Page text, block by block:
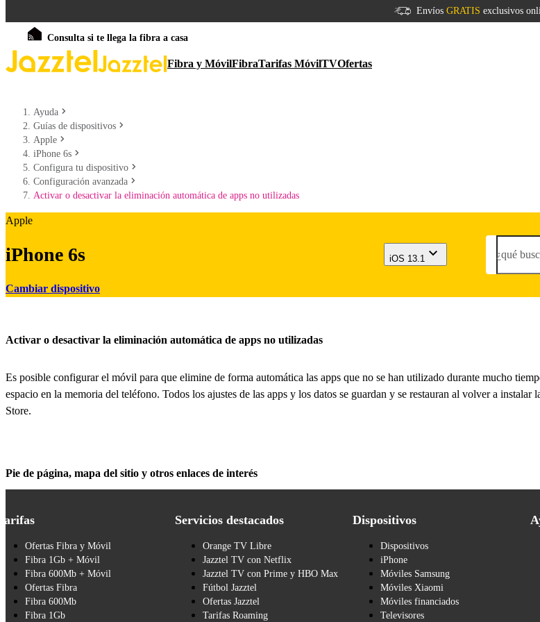
Envíos GRATIS exclusivos
Consulta si te llega la fibra a casa
Fibra y MóvilFibraTarifas MóvilTVOfertas
Ayuda
Guías de dispositivos
Apple
iPhone 6s
Configura tu dispositivo
Configuración avanzada
Activar o desactivar la eliminación automática de apps no utilizadas
Apple
iPhone 6s
Cambiar dispositivo
iOS 13.1 ¿qué
Activar o desactivar la eliminación automática de apps no utilizadas
Es posible configurar el móvil para que elimine de forma automática las apps que no se han utilizado durante mucho
espacio en la memoria del teléfono. Todos los ajustes de las apps y los datos se guardan y se restauran al volver a instalar
Store.
Pie de página, mapa del sitio y otros enlaces de interés
Ofertas Fibra y Móvil
Fibra 1Gb + Móvil
Fibra 600Mb + Móvil
Ofertas Fibra
Fibra 600Mb
Fibra 1Gb
Servicios destacados
Orange TV Libre
Jazztel TV con Netflix
Jazztel TV con Prime y HBO Max
Fútbol Jazztel
Ofertas Jazztel
Tarifas Roaming
Dispositivos
Dispositivos
iPhone
Móviles Samsung
Móviles Xiaomi
Móviles financiados
Televisores